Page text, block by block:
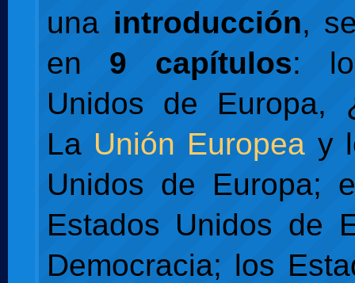
una introducción,
en 9 capítulos:
Unidos de Europa,
La Unión Europea y
Unidos de Europa;
Estados Unidos de
Democracia; los